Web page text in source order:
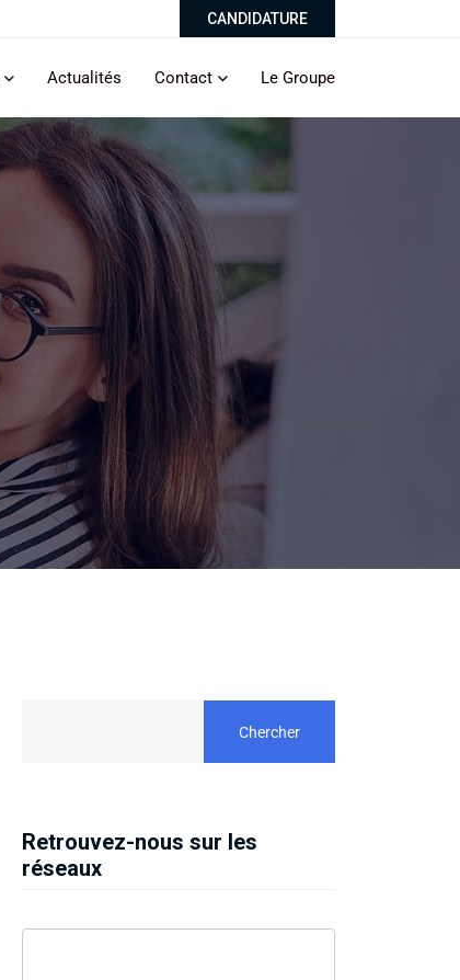
CANDIDATURE
Actualités Contact Le Groupe
Chercher
Retrouvez-nous sur les
réseaux